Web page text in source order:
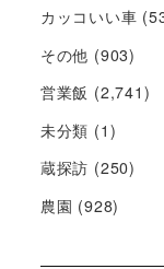
カッコいい車
その他 (903)
営業飯 (2,741)
未分類 (1)
蔵探訪 (250)
農園 (928)